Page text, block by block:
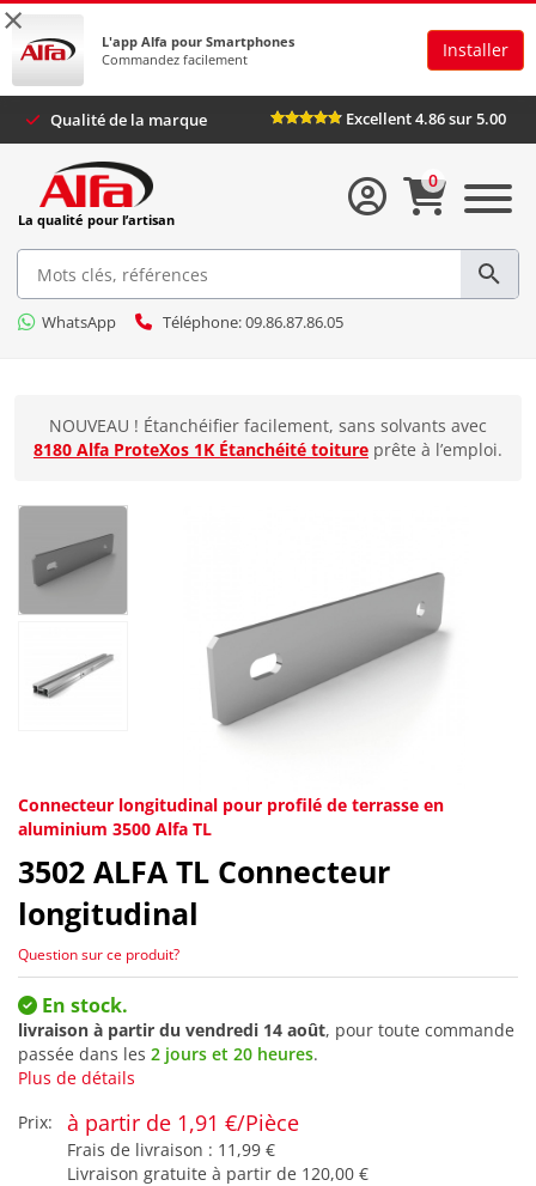
×
L'app Alfa pour Smartphones
Commandez facilement
Installer
Qualité de la marque Excellent 4.86 sur 5.00
La qualité pour l’artisan
WhatsApp Téléphone: 09.86.87.86.05
0
NOUVEAU ! Étanchéifier facilement, sans solvants avec
8180 Alfa ProteXos 1K Étanchéité toiture prête à l’emploi.
Connecteur longitudinal pour profilé de terrasse en
aluminium 3500 Alfa TL
3502 ALFA TL Connecteur
longitudinal
Question sur ce produit?
En stock.
livraison à partir du vendredi 14 août, pour toute commande
passée dans les 2 jours et 20 heures.
Plus de détails
Prix:
à partir de 1,91 €/Pièce
Frais de livraison : 11,99 €
Livraison gratuite à partir de 120,00 €